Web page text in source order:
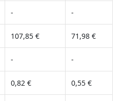
- -
107,85 € 71,98 €
- -
0,82 € 0,55 €